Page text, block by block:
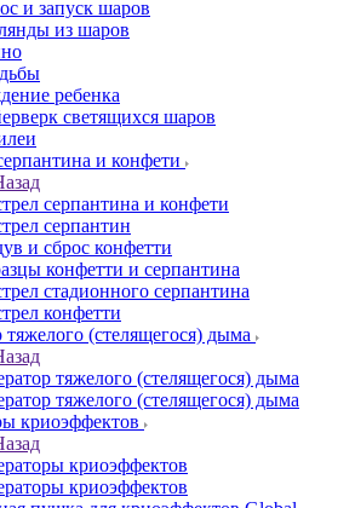
и запуск шаров
из шаров
ребенка
светящихся шаров
и конфети
серпантина и конфети
серпантин
и сброс конфетти
конфетти и серпантина
стадионного серпантина
конфетти
тяжелого (стелящегося) дыма
тяжелого (стелящегося) дыма
тяжелого (стелящегося) дыма
криоэффектов
криоэффектов
криоэффектов